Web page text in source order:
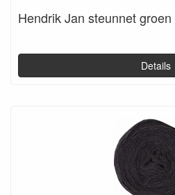
Hendrik Jan steunnet
Details